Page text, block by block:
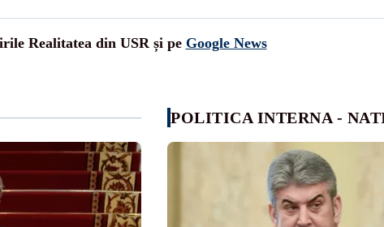
Realitatea din USR și pe Google News
POLITICA INTERNA -